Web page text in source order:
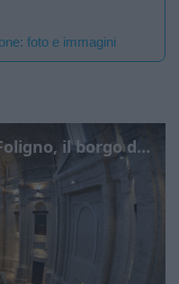
foto e immagini
Umbria dal lato dark! A Foligno, il borgo dello Scheletrone